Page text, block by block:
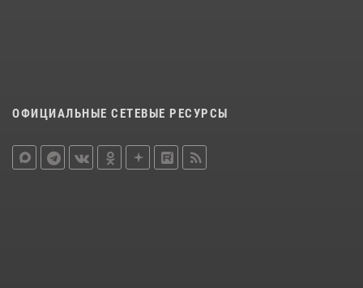
ОФИЦИАЛЬНЫЕ СЕТЕВЫЕ РЕСУРСЫ